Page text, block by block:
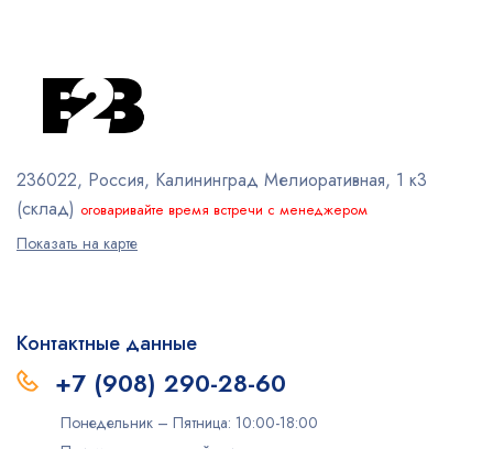
236022, Россия, Калининград Мелиоративная, 1 к3
(склад) оговаривайте время встречи с менеджером
Показать на карте
Контактные данные
+7 (908) 290-28-60
Понедельник – Пятница: 10:00-18:00